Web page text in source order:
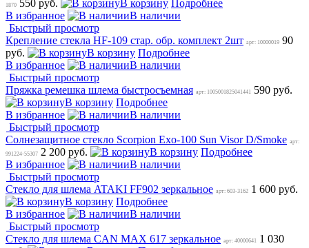
1870 550 руб. В корзину Подробнее
В избранное
В наличии
Быстрый просмотр
Крепление стекла HF-109 стар. обр. комплект 2шт арт: 10000019 90
руб.
В корзину Подробнее
В избранное
В наличии
Быстрый просмотр
Пряжка ремешка шлема быстросъемная арт: 1005001825041441 590 руб.
В корзину Подробнее
В избранное
В наличии
Быстрый просмотр
Солнезащитное стекло Scorpion Exo-100 Sun Visor D/Smoke арт:
991224-55307 2 200 руб. В корзину Подробнее
В избранное
В наличии
Быстрый просмотр
Стекло для шлема ATAKI FF902 зеркальное арт: 603-3162 1 600 руб.
В корзину Подробнее
В избранное
В наличии
Быстрый просмотр
Стекло для шлема CAN MAX 617 зеркальное арт: 40000641 1 030